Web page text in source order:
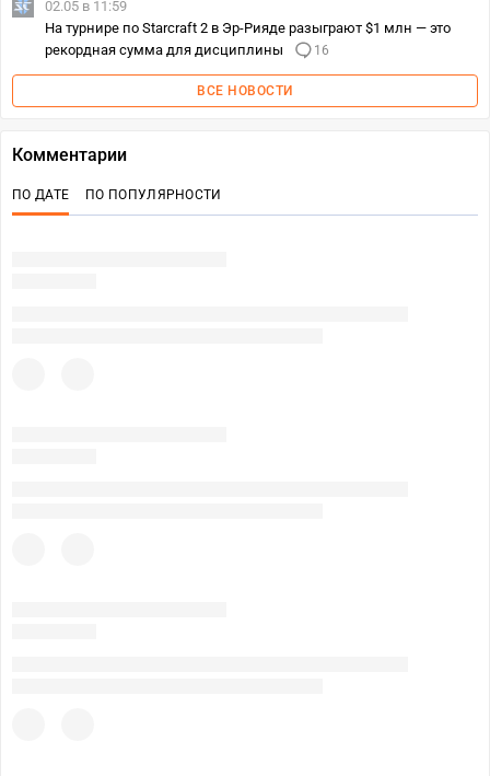
02.05 в 11:59
На турнире по Starcraft 2 в Эр-Рияде разыграют $1 млн — это
рекордная сумма для дисциплины
16
ВСЕ НОВОСТИ
Комментарии
ПО ДАТЕ ПО ПОПУЛЯРНОСТИ